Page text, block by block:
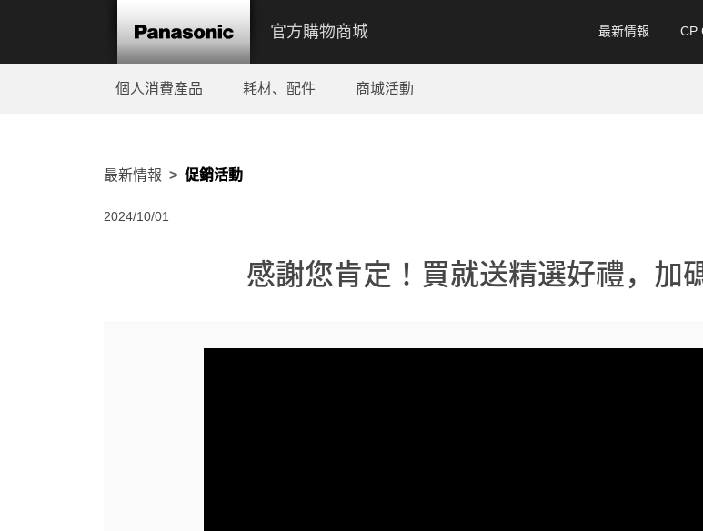
官方購物商城 最新情報 CP
個人消費產品 耗材、配件 商城活動
最新情報 促銷活動
2024/10/01
感謝您肯定！買就送精選好禮，加